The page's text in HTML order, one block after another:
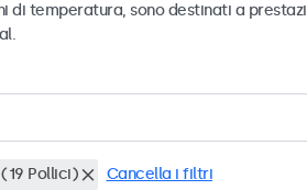
di temperatura, sono destinati a
Pollici) Cancella i filtri